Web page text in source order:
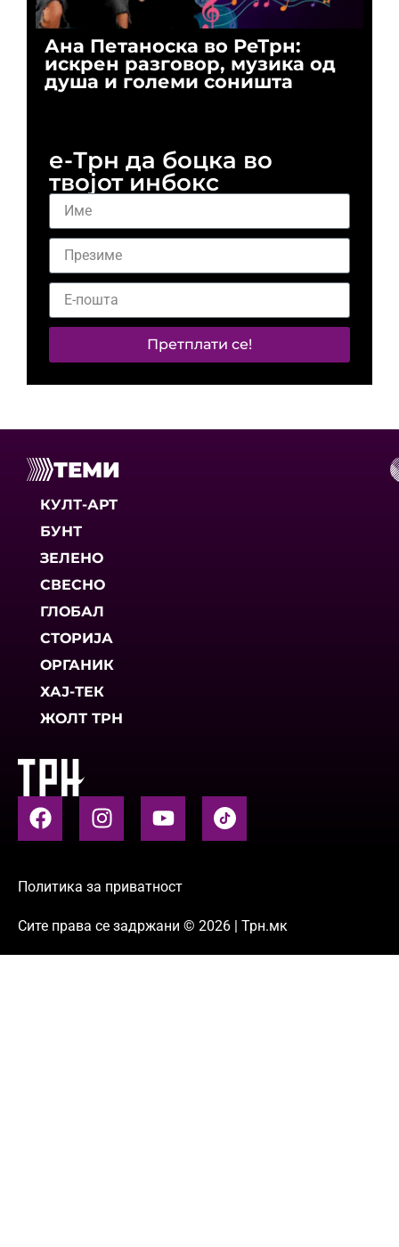
Ана Петаноска во РеТрн:
искрен разговор, музика од
душа и големи соништа
е-Трн да боцка во
твојот инбокс
Претплати се!
ТЕМИ
КУЛТ-АРТ
БУНТ
ЗЕЛЕНО
СВЕСНО
ГЛОБАЛ
СТОРИЈА
ОРГАНИК
ХАЈ-ТЕК
ЖОЛТ ТРН
Политика за приватност
Сите права се задржани © 2026 | Трн.мк